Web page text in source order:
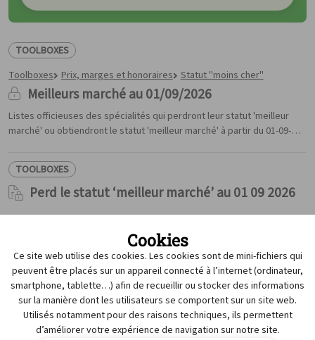
TOOLBOXES
Toolboxes
Prix, marges et honoraires Statut "moins cher"
Meilleurs marché au 01/09/2026
Listes officieuses des spécialités qui perdront leur statut 'meilleur
marché' ou obtiendront le statut 'meilleur marché' à partir du 01-09-
TOOLBOXES
Perd le statut ‘meilleur marché’ au 01 09 2026
Obtient le statut ‘meilleur marché’ au 01 09
2026
TOOLBOXES
Toolboxes Prix, marges et honoraires Statut "moins cher"
APBnews
Retraits
Service de Contrôle des Médicaments
Contact
Cookies
Ce site web utilise des cookies. Les cookies sont de mini-fichiers qui
peuvent être placés sur un appareil connecté à l’internet (ordinateur,
smartphone, tablette…) afin de recueillir ou stocker des informations
sur la manière dont les utilisateurs se comportent sur un site web.
Utilisés notamment pour des raisons techniques, ils permettent
d’améliorer votre expérience de navigation sur notre site.